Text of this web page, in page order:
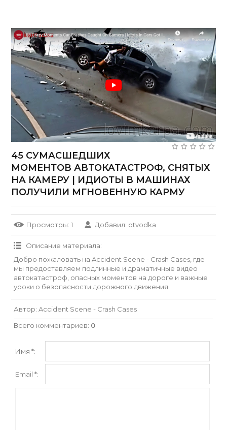
45 СУМАСШЕДШИХ
МОМЕНТОВ АВТОКАТАСТРОФ, СНЯТЫХ
НА КАМЕРУ | ИДИОТЫ В МАШИНАХ
ПОЛУЧИЛИ МГНОВЕННУЮ КАРМУ
Просмотры: 1 Добавил: otvodka
Описание материала:
Добро пожаловать на Accident Scene - Crash Cases, где
мы предоставляем подлинные и драматичные видео
автокатастроф, опасных моментов на дороге и важные
уроки о безопасности дорожного движения.
Автор: Accident Scene - Crash Cases
Всего комментариев: 0
Имя *:
Email *: